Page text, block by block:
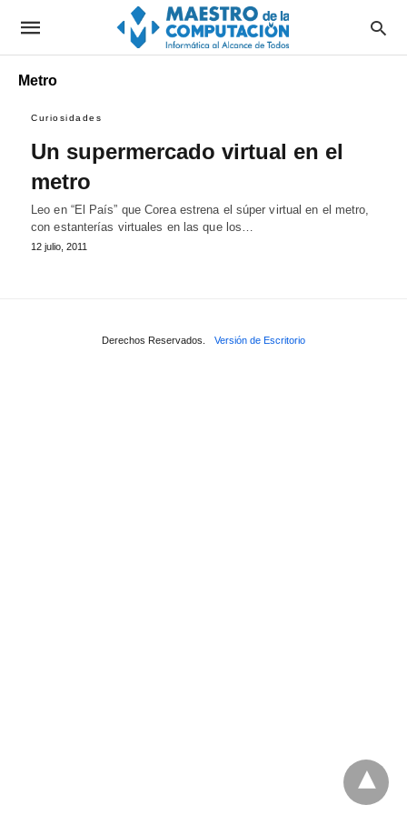
Metro
Curiosidades
Un supermercado virtual en el
metro
Leo en “El País” que Corea estrena el súper virtual en el metro,
con estanterías virtuales en las que los…
12 julio, 2011
Derechos Reservados. Versión de Escritorio